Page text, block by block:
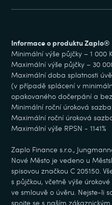
Informace o produktu Zaplo®
Minimální výše půjčky – 1 000
Maximální výše půjčky – 30
Maximální doba splatnosti
(v případě splácení v
opakovaného dočerpání a
Minimální roční úroková sazba
Maximální roční úroková
Maximální výše RPSN - 1141%
Zaplo Finance s.r.o.,
Nové Město je vedeno u
spisovou značkou C 205150.
s půjčkou, včetně výše
ve smlouvě o úvěru. Nejste-li
spojte se s naším